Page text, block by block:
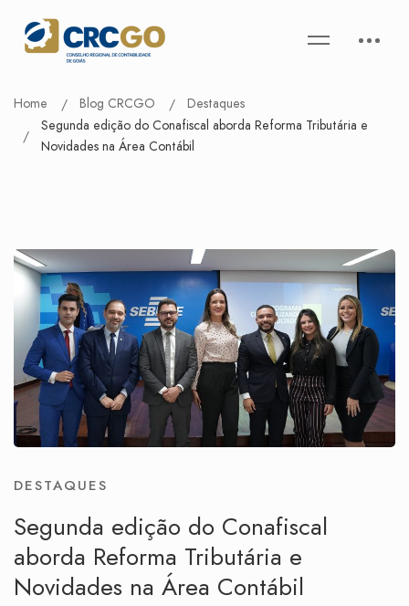
Home Blog CRCGO
Destaques
Segunda edição do Conafiscal aborda Reforma Tributária e
Novidades na Área Contábil
DESTAQUES
Segunda edição do Conafiscal
aborda Reforma Tributária e
Novidades na Área Contábil